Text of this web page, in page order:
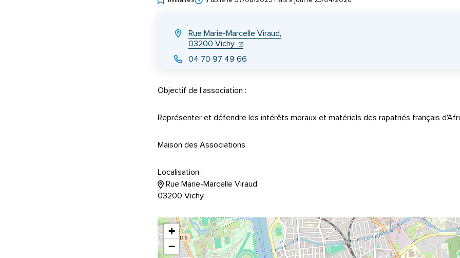
Rue Marie-Marcelle Viraud,
03200 Vichy (ouverture dans un nouvel onglet)
(ouverture dans un nouvel onglet)
04 70 97 49 66
Objectif de l’association :
Représenter et défendre les intérêts moraux et matériels des rapatriés français
Maison des Associations
Localisation :
Rue Marie-Marcelle Viraud,
03200 Vichy
+
−